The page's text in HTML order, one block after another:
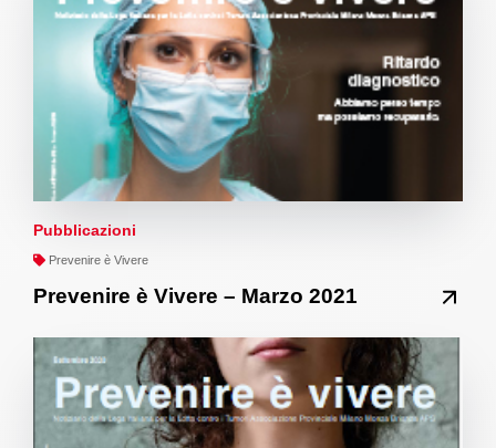
Pubblicazioni
Prevenire è Vivere
Prevenire è Vivere – Marzo 2021